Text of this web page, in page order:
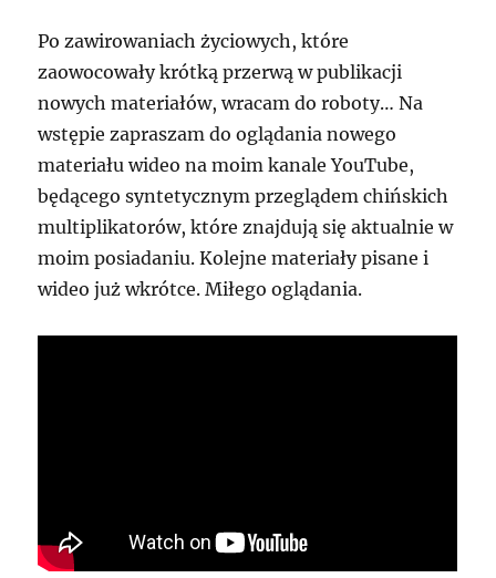
Po zawirowaniach życiowych, które
zaowocowały krótką przerwą w publikacji
nowych materiałów, wracam do roboty… Na
wstępie zapraszam do oglądania nowego
materiału wideo na moim kanale YouTube,
będącego syntetycznym przeglądem chińskich
multiplikatorów, które znajdują się aktualnie w
moim posiadaniu. Kolejne materiały pisane i
wideo już wkrótce. Miłego oglądania.